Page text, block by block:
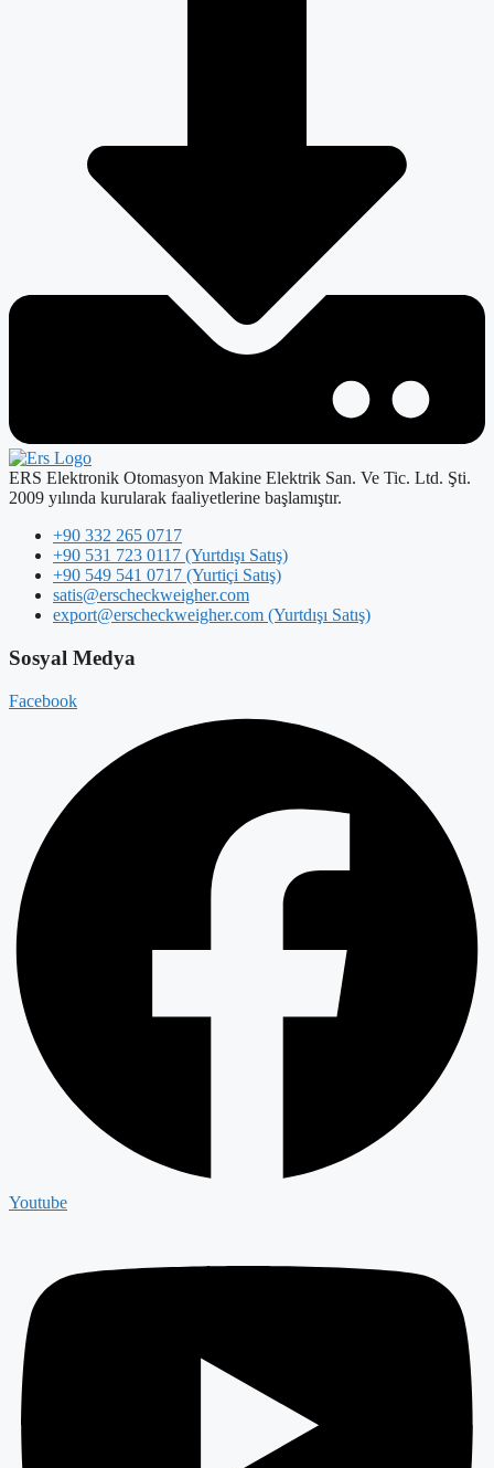
ERS Elektronik Otomasyon Makine Elektrik San. Ve Tic. Ltd. Şti.
2009 yılında kurularak faaliyetlerine başlamıştır.
+90 332 265 0717
+90 531 723 0117 (Yurtdışı Satış)
+90 549 541 0717 (Yurtiçi Satış)
satis@erscheckweigher.com
export@erscheckweigher.com (Yurtdışı Satış)
Sosyal Medya
Facebook
Youtube